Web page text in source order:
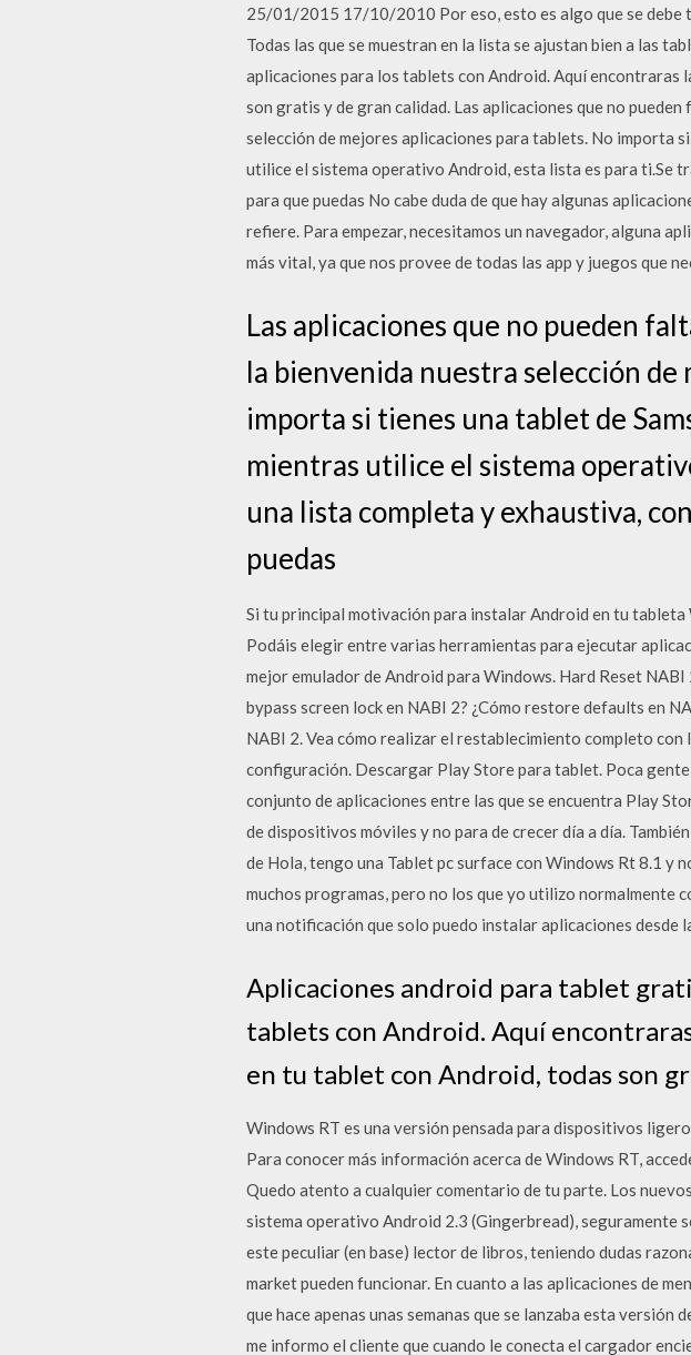
25/01/2015 17/10/2010 Por eso, esto es algo que se debe
Todas las que se muestran en la lista se ajustan bien a las
aplicaciones para los tablets con Android. Aquí encontraras
son gratis y de gran calidad. Las aplicaciones que no
selección de mejores aplicaciones para tablets. No importa
utilice el sistema operativo Android, esta lista es para ti.Se
para que puedas No cabe duda de que hay algunas
refiere. Para empezar, necesitamos un navegador, alguna
más vital, ya que nos provee de todas las app y juegos que
Las aplicaciones que no pueden
la bienvenida nuestra selección
importa si tienes una tablet de
mientras utilice el sistema
una lista completa y exhaustiva,
puedas
Si tu principal motivación para instalar Android en tu tableta
Podáis elegir entre varias herramientas para ejecutar
mejor emulador de Android para Windows. Hard Reset
bypass screen lock en NABI 2? ¿Cómo restore defaults en
NABI 2. Vea cómo realizar el restablecimiento completo
configuración. Descargar Play Store para tablet. Poca
conjunto de aplicaciones entre las que se encuentra Play
de dispositivos móviles y no para de crecer día a día.
de Hola, tengo una Tablet pc surface con Windows Rt 8.1 y
muchos programas, pero no los que yo utilizo normalmente
una notificación que solo puedo instalar aplicaciones desde
Aplicaciones android para tablet
tablets con Android. Aquí
en tu tablet con Android, todas son
Windows RT es una versión pensada para dispositivos
Para conocer más información acerca de Windows RT,
Quedo atento a cualquier comentario de tu parte. Los
sistema operativo Android 2.3 (Gingerbread), seguramente
este peculiar (en base) lector de libros, teniendo dudas
market pueden funcionar. En cuanto a las aplicaciones de
que hace apenas unas semanas que se lanzaba esta
me informo el cliente que cuando le conecta el cargador